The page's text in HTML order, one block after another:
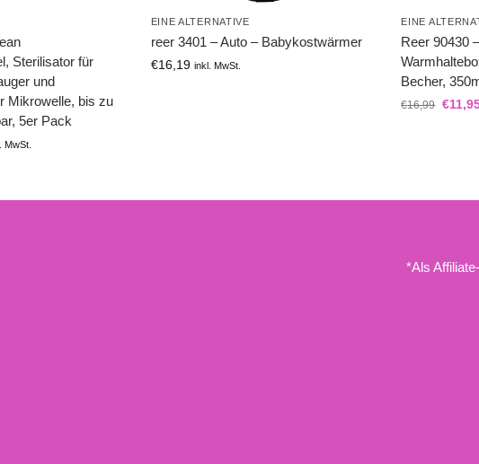
Sterilisator für
und
Mikrowelle, bis zu
5er Pack
MwSt.
EINE ALTERNATIVE
reer 3401 – Auto – Babykostwärmer
€16,19 inkl. MwSt.
EINE
Reer 90430
Becher,
€16,99 €
*Als